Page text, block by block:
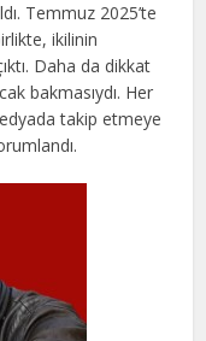
Temmuz 2025’te
ikilinin
Daha da dikkat
bakmasıydı. Her
takip etmeye